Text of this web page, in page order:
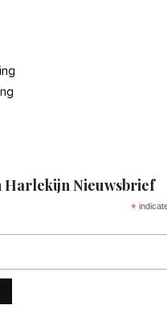
Harlekijn Nieuwsbrief
*